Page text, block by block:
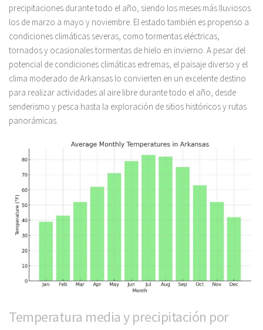
precipitaciones durante todo el año, siendo los meses más lluviosos
los de marzo a mayo y noviembre. El estado también es propenso a
condiciones climáticas severas, como tormentas eléctricas,
tornados y ocasionales tormentas de hielo en invierno. A pesar del
potencial de condiciones climáticas extremas, el paisaje diverso y el
clima moderado de Arkansas lo convierten en un excelente destino
para realizar actividades al aire libre durante todo el año, desde
senderismo y pesca hasta la exploración de sitios históricos y rutas
panorámicas.
Temperatura media y precipitación por